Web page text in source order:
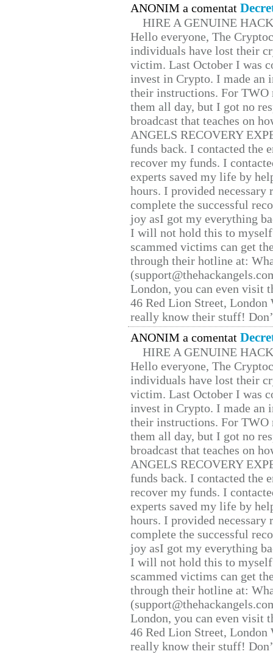
ANONIM a comentat
HIRE A GENUINE
Hello everyone, The
individuals have lost their
victim. Last October I was
invest in Crypto. I made
their instructions. For TWO
them all day, but I got no
broadcast that teaches on
ANGELS RECOVERY
funds back. I contacted the
recover my funds. I
experts saved my life by
hours. I provided
complete the successful
joy asI got my everything
I will not hold this to
scammed victims can get
through their hotline at:
London, you can even visit
46 Red Lion Street, London
really know their stuff!
ANONIM a comentat
HIRE A GENUINE
Hello everyone, The
individuals have lost their
victim. Last October I was
invest in Crypto. I made
their instructions. For TWO
them all day, but I got no
broadcast that teaches on
ANGELS RECOVERY
funds back. I contacted the
recover my funds. I
experts saved my life by
hours. I provided
complete the successful
joy asI got my everything
I will not hold this to
scammed victims can get
through their hotline at:
London, you can even visit
46 Red Lion Street, London
really know their stuff!